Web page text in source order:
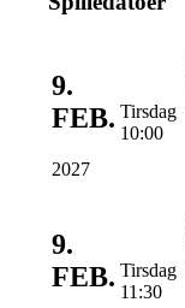
9.
FEB.
2027
Tirsdag
10:00
9.
FEB. Tirsdag
11:30